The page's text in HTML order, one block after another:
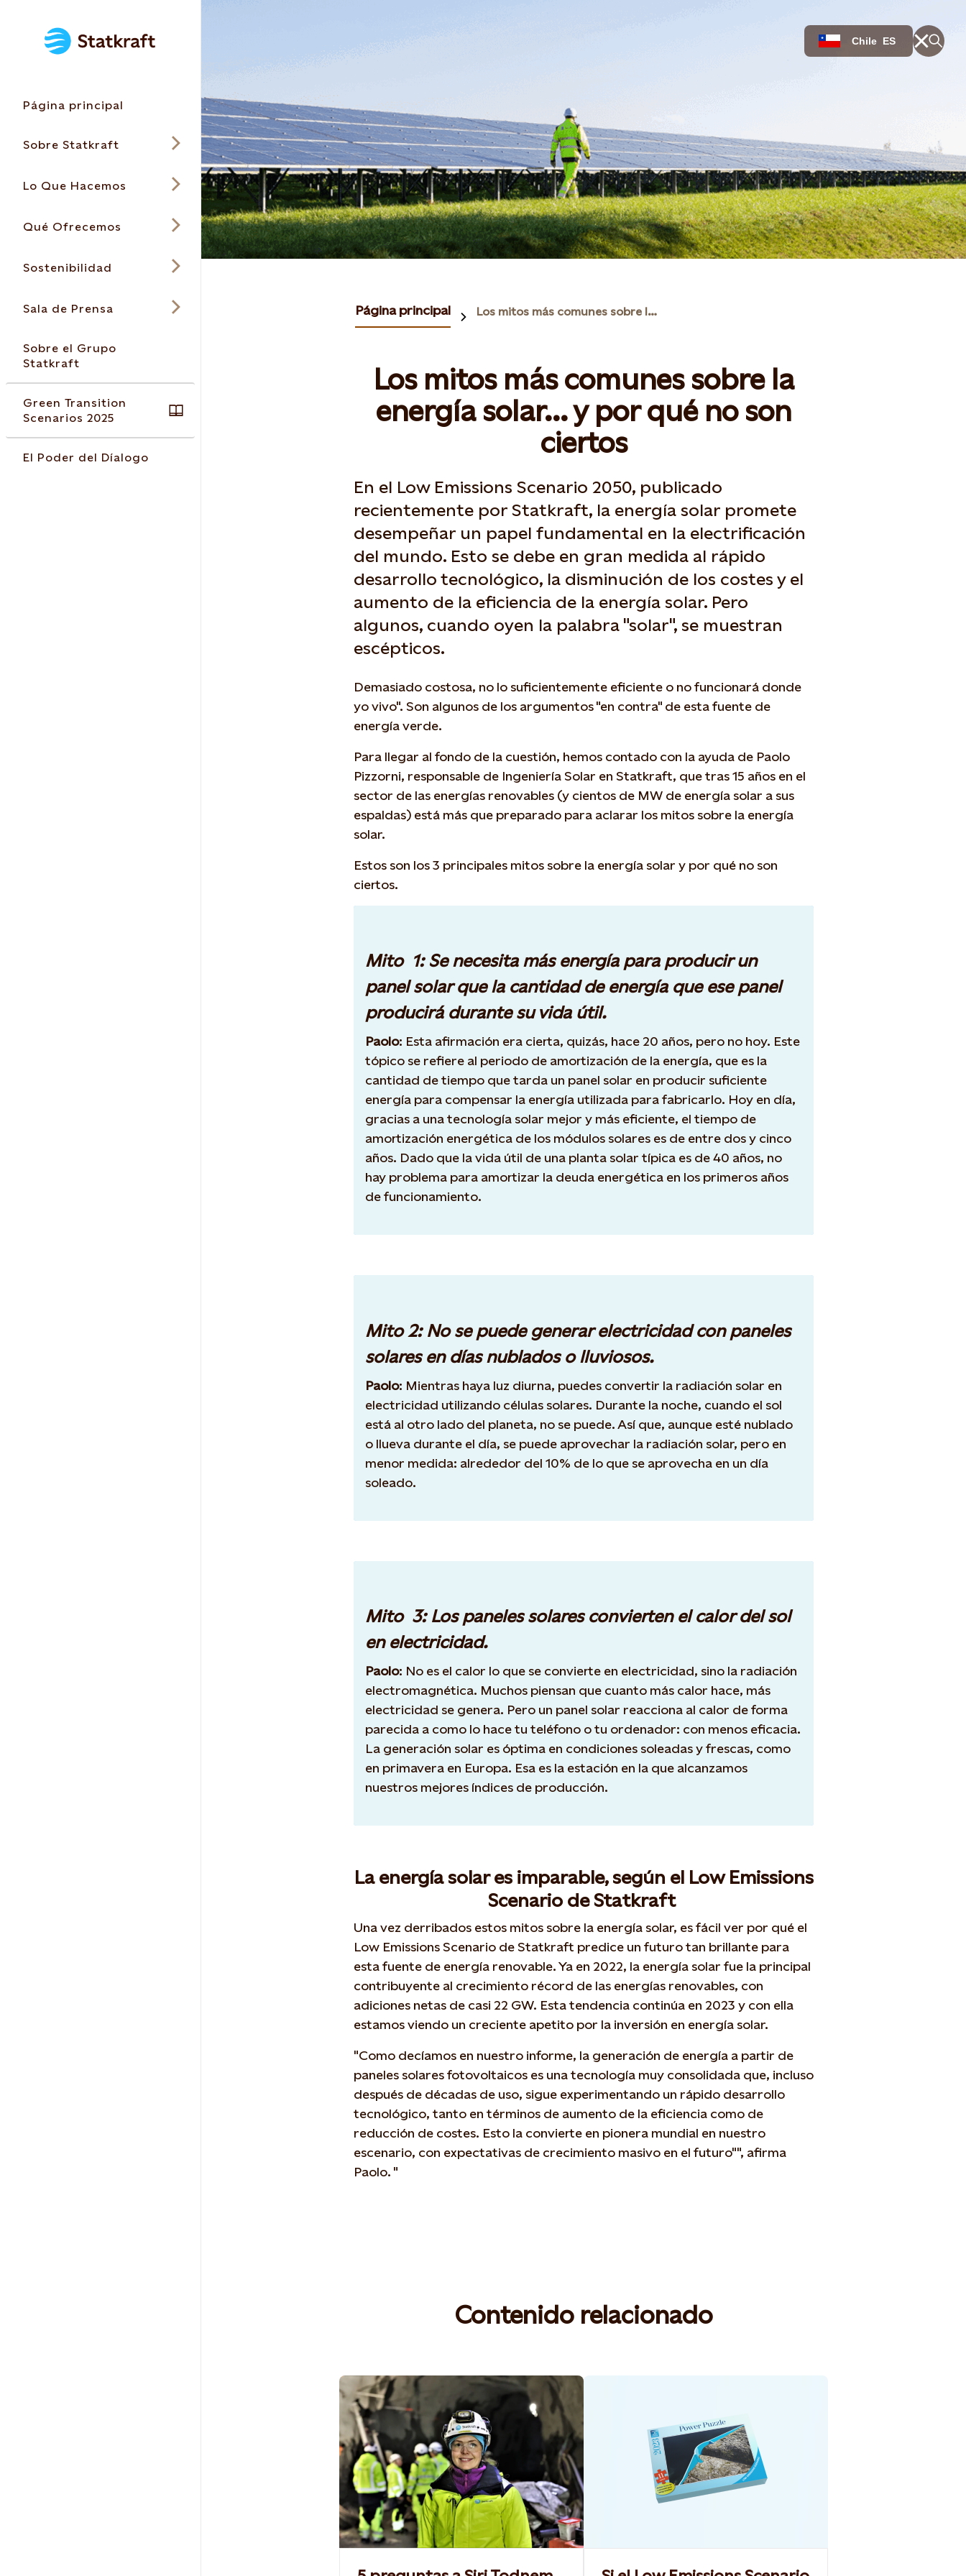
Página principal
Sobre Statkraft
Lo Que Hacemos
Qué Ofrecemos
Sostenibilidad
Sala de Prensa
Sobre el Grupo
Statkraft
Green Transition
Scenarios 2025
El Poder del Díalogo
Chile ES
Página principal Los mitos más comunes sobre la energía solar... y por qué no son ciertos
Los mitos más comunes sobre la
energía solar... y por qué no son
ciertos
En el Low Emissions Scenario 2050, publicado
recientemente por Statkraft, la energía solar promete
desempeñar un papel fundamental en la electrificación
del mundo. Esto se debe en gran medida al rápido
desarrollo tecnológico, la disminución de los costes y el
aumento de la eficiencia de la energía solar. Pero
algunos, cuando oyen la palabra "solar", se muestran
escépticos.
Demasiado costosa, no lo suficientemente eficiente o no funcionará donde
yo vivo". Son algunos de los argumentos "en contra" de esta fuente de
energía verde.
Para llegar al fondo de la cuestión, hemos contado con la ayuda de Paolo
Pizzorni, responsable de Ingeniería Solar en Statkraft, que tras 15 años en el
sector de las energías renovables (y cientos de MW de energía solar a sus
espaldas) está más que preparado para aclarar los mitos sobre la energía
solar.
Estos son los 3 principales mitos sobre la energía solar y por qué no son
ciertos.
Mito 1: Se necesita más energía para producir un
panel solar que la cantidad de energía que ese panel
producirá durante su vida útil.
Paolo: Esta afirmación era cierta, quizás, hace 20 años, pero no hoy. Este
tópico se refiere al periodo de amortización de la energía, que es la
cantidad de tiempo que tarda un panel solar en producir suficiente
energía para compensar la energía utilizada para fabricarlo. Hoy en día,
gracias a una tecnología solar mejor y más eficiente, el tiempo de
amortización energética de los módulos solares es de entre dos y cinco
años. Dado que la vida útil de una planta solar típica es de 40 años, no
hay problema para amortizar la deuda energética en los primeros años
de funcionamiento.
Mito 2: No se puede generar electricidad con paneles
solares en días nublados o lluviosos.
Paolo: Mientras haya luz diurna, puedes convertir la radiación solar en
electricidad utilizando células solares. Durante la noche, cuando el sol
está al otro lado del planeta, no se puede. Así que, aunque esté nublado
o llueva durante el día, se puede aprovechar la radiación solar, pero en
menor medida: alrededor del 10% de lo que se aprovecha en un día
soleado.
Mito 3: Los paneles solares convierten el calor del sol
en electricidad.
Paolo: No es el calor lo que se convierte en electricidad, sino la radiación
electromagnética. Muchos piensan que cuanto más calor hace, más
electricidad se genera. Pero un panel solar reacciona al calor de forma
parecida a como lo hace tu teléfono o tu ordenador: con menos eficacia.
La generación solar es óptima en condiciones soleadas y frescas, como
en primavera en Europa. Esa es la estación en la que alcanzamos
nuestros mejores índices de producción.
La energía solar es imparable, según el Low Emissions
Scenario de Statkraft
Una vez derribados estos mitos sobre la energía solar, es fácil ver por qué el
Low Emissions Scenario de Statkraft predice un futuro tan brillante para
esta fuente de energía renovable. Ya en 2022, la energía solar fue la principal
contribuyente al crecimiento récord de las energías renovables, con
adiciones netas de casi 22 GW. Esta tendencia continúa en 2023 y con ella
estamos viendo un creciente apetito por la inversión en energía solar.
"Como decíamos en nuestro informe, la generación de energía a partir de
paneles solares fotovoltaicos es una tecnología muy consolidada que, incluso
después de décadas de uso, sigue experimentando un rápido desarrollo
tecnológico, tanto en términos de aumento de la eficiencia como de
reducción de costes. Esto la convierte en pionera mundial en nuestro
escenario, con expectativas de crecimiento masivo en el futuro"", afirma
Paolo. "
Contenido relacionado